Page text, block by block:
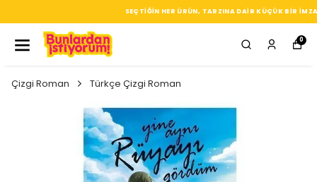
SEÇTIĞIN HER ÜRÜN, TARZINA DAIR KÜÇÜK BIR IMZA
0
Çizgi Roman Türkçe Çizgi Roman